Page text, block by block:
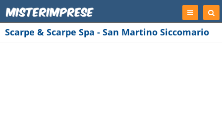
Registrati
Scarpe & Scarpe Spa - San Martino Siccomario